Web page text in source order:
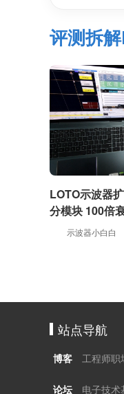
评测拆
LOTO示波器
分模块 100倍
示波器小白白
站点导航
博客 工程师职
论坛 电子技术